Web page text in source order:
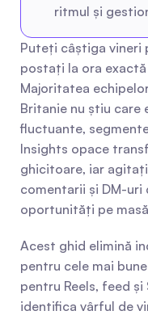
ritmul și
Puteți câștiga
postați la ora
Majoritatea
Britanie nu știu care
fluctuante,
Insights opace
ghicitoare, iar
comentarii și DM-uri
oportunități pe
Acest ghid elimină
pentru cele mai
pentru Reels, feed
identifica vârful de